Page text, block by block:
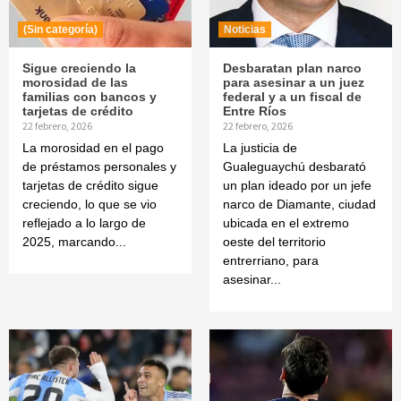
(Sin categoría)
Sigue creciendo la
morosidad de las
familias con bancos y
tarjetas de crédito
22 febrero, 2026
La morosidad en el pago
de préstamos personales y
tarjetas de crédito sigue
creciendo, lo que se vio
reflejado a lo largo de
2025, marcando...
Noticias
Desbaratan plan narco
para asesinar a un juez
federal y a un fiscal de
Entre Ríos
22 febrero, 2026
La justicia de
Gualeguaychú desbarató
un plan ideado por un jefe
narco de Diamante, ciudad
ubicada en el extremo
oeste del territorio
entrerriano, para
asesinar...